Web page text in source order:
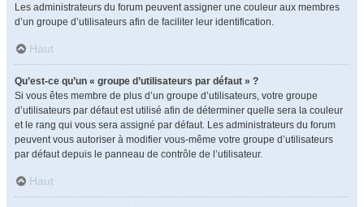
Les administrateurs du forum peuvent assigner une couleur aux membres
d’un groupe d’utilisateurs afin de faciliter leur identification.
Haut
Qu’est-ce qu’un « groupe d’utilisateurs par défaut » ?
Si vous êtes membre de plus d’un groupe d’utilisateurs, votre groupe
d’utilisateurs par défaut est utilisé afin de déterminer quelle sera la couleur
et le rang qui vous sera assigné par défaut. Les administrateurs du forum
peuvent vous autoriser à modifier vous-même votre groupe d’utilisateurs
par défaut depuis le panneau de contrôle de l’utilisateur.
Haut